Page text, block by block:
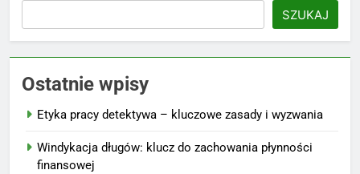
SZUKAJ
Ostatnie wpisy
Etyka pracy detektywa – kluczowe zasady i wyzwania
Windykacja długów: klucz do zachowania płynności
finansowej